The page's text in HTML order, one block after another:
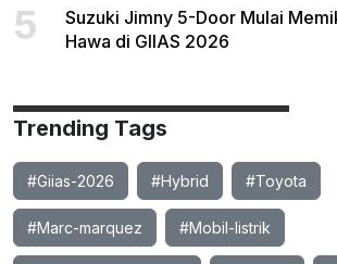
5
Suzuki Jimny 5-Door Mulai
Hawa di GIIAS 2026
Trending Tags
#Giias-2026 #Hybrid #Toyota
#Marc-marquez #Mobil-listrik